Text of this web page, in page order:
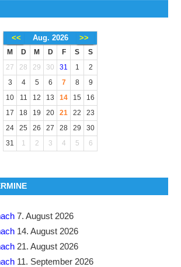
<< Aug. 2026 >>
M D M D F S
S
27
28 29 30 31 1
2
3
4 5 6 7 8
9
10
11 12 13 14 15
16
17
18 19 20 21 22
23
24
25 26 27 28 29
30
31
1 2 3 4 5 6
7. August 2026
14. August 2026
21. August 2026
11. September 2026